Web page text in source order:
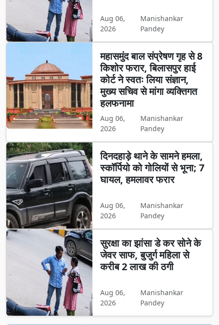
Aug 06,
2026
Manishankar
Pandey
महासमुंद बाल संप्रेषण गृह से 8
किशोर फरार, बिलासपुर हाई
कोर्ट ने स्वतः लिया संज्ञान,
मुख्य सचिव से मांगा व्यक्तिगत
हलफनामा
Aug 06,
2026
Manishankar
Pandey
दिनदहाड़े थाने के सामने हमला,
स्कॉर्पियो को गोलियों से भूना; 7
घायल, हमलावर फरार
Aug 06,
2026
Manishankar
Pandey
सुरक्षा का झांसा डे कर सोने के
जेवर साफ, बुजुर्ग महिला से
करीब 2 लाख की ठगी
Aug 06,
2026
Manishankar
Pandey